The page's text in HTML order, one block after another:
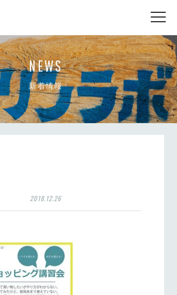
nav
NEWS
新着情報
2018.12.26